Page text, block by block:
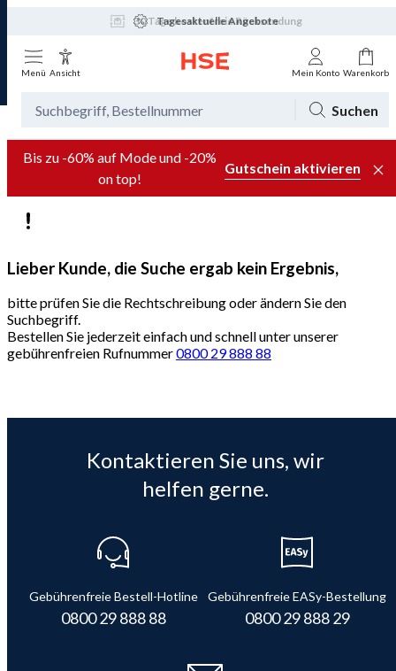
Tagesaktuelle Angebote
Menü Ansicht Mein Konto Warenkorb
Suchen
Bis zu -60% auf Mode und -20%
on top!
Gutschein aktivieren
Lieber Kunde, die Suche ergab kein Ergebnis,
bitte prüfen Sie die Rechtschreibung oder ändern Sie den
Suchbegriff.
Bestellen Sie jederzeit einfach und schnell unter unserer
gebührenfreien Rufnummer0800 29 888 88
Kontaktieren Sie uns, wir
helfen gerne.
Gebührenfreie Bestell-Hotline
0800 29 888 88
Gebührenfreie EASy-Bestellung
0800 29 888 29